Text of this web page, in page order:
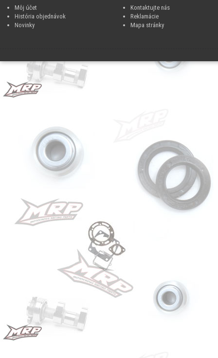
Môj účet
História objednávok
Novinky
Kontaktujte nás
Reklamácie
Mapa stránky